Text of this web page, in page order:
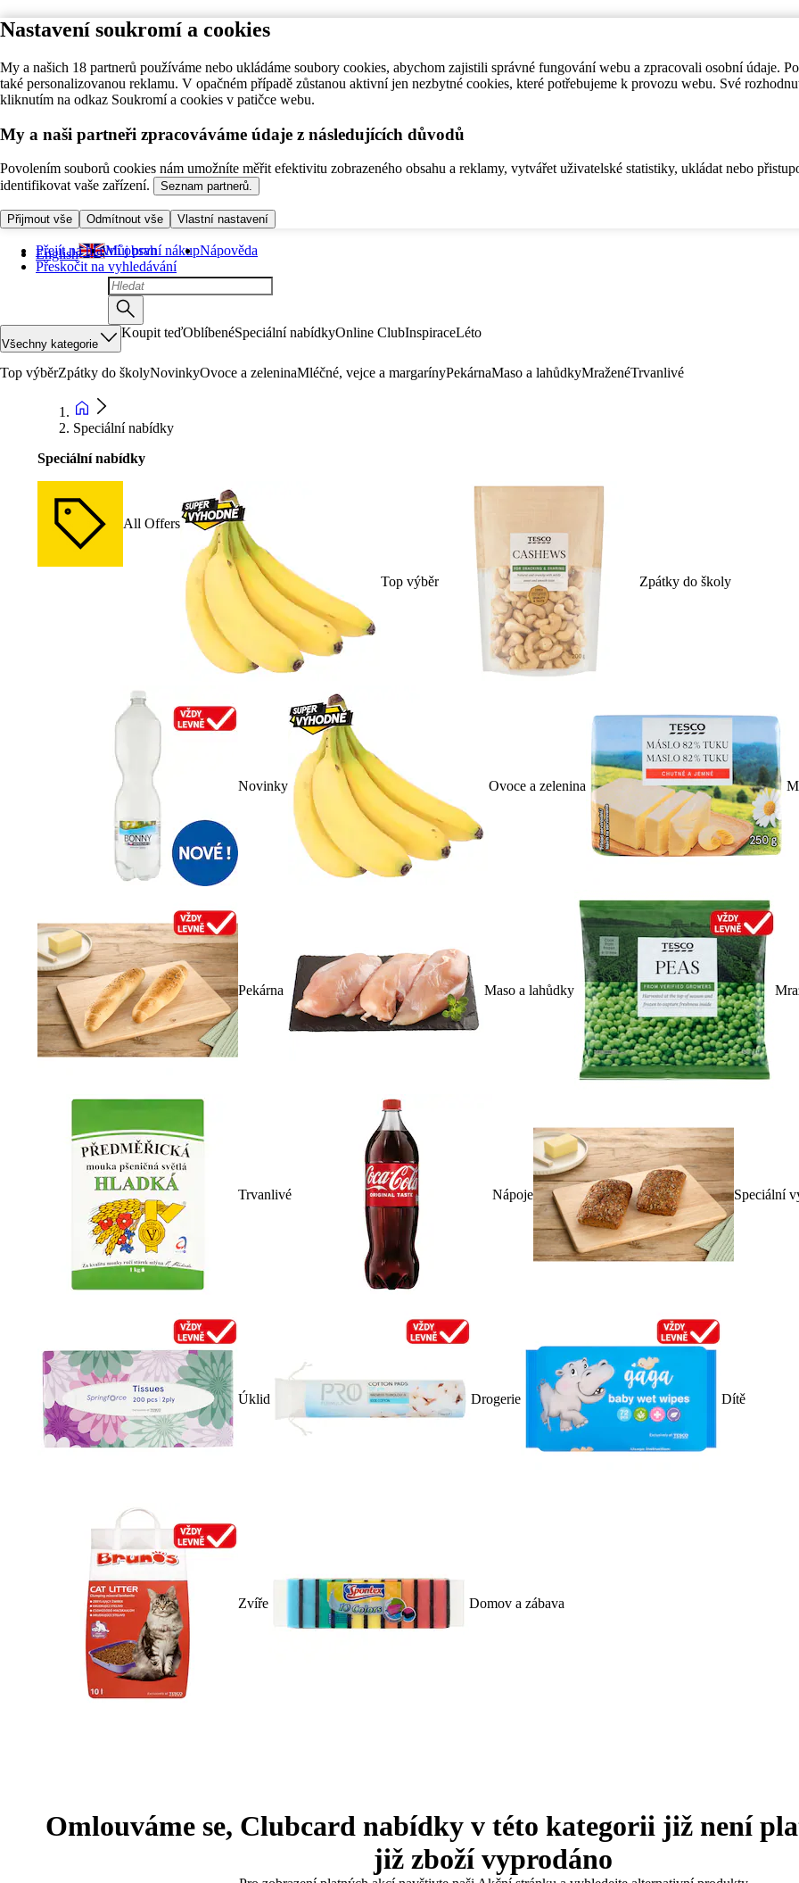
Nastavení soukromí a cookies
My a našich 18 partnerů používáme nebo ukládáme soubory cookies, abychom zajistili správné fungování webu a zpracovali osobní údaje.
také personalizovanou reklamu. V opačném případě zůstanou aktivní jen nezbytné cookies, které potřebujeme k provozu webu. Své
kliknutím na odkaz Soukromí a cookies v patičce webu.
My a naši partneři zpracováváme údaje z následujících důvodů
Povolením souborů cookies nám umožníte měřit efektivitu zobrazeného obsahu a reklamy, vytvářet uživatelské statistiky, ukládat nebo
identifikovat vaše zařízení.
Seznam partnerů.
Přijmout vše Odmítnout vše Vlastní nastavení
Přejít na hlavní obsah
Přeskočit na vyhledávání
English Můj první nákupNápověda
Všechny kategorie
Koupit teďOblíbenéSpeciální nabídkyOnline ClubInspiraceLéto
Top výběrZpátky do školyNovinkyOvoce a zeleninaMléčné, vejce a margarínyPekárnaMaso a lahůdkyMraženéTrvanlivé
Speciální nabídky
Speciální nabídky
All Offers
Top výběr Zpátky do školy
Novinky Ovoce a zelenina
Pekárna Maso a lahůdky
Trvanlivé Nápoje Speciální
Úklid Drogerie Dítě
Zvíře Domov a zábava
Omlouváme se, Clubcard nabídky v této kategorii již není
již zboží vyprodáno